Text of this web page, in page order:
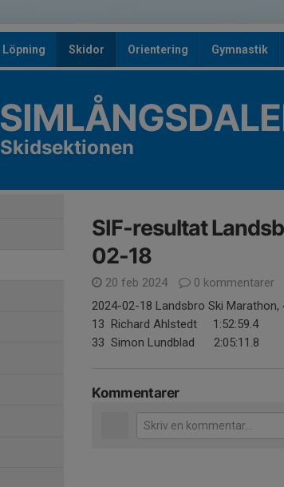
Löpning Skidor Orientering Gymnastik
Skidsektionen
SIF-resultat
02-18
20 feb 2024
0 kommentarer
2024-02-18 Landsbro Ski
13 Richard Ahlstedt 1:52:59.4
33 Simon Lundblad 2:05:11.8
Kommentarer